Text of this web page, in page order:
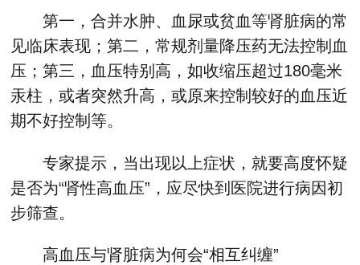
第一，合并水肿、血尿或贫血等肾脏病的常
见临床表现；第二，常规剂量降压药无法控制血
压；第三，血压特别高，如收缩压超过180毫米
汞柱，或者突然升高，或原来控制较好的血压近
期不好控制等。
专家提示，当出现以上症状，就要高度怀疑
是否为“肾性高血压”，应尽快到医院进行病因初
步筛查。
高血压与肾脏病为何会“相互纠缠”